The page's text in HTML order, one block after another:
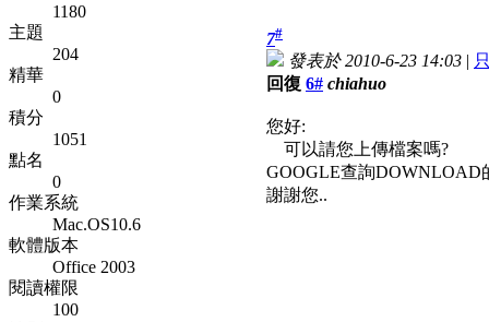
1180
主題
204
精華
0
積分
1051
點名
0
作業系統
Mac.OS10.6
軟體版本
Office 2003
閱讀權限
100
7#
發表於 2010-6-23 14:03 |
回復 6# chiahuo
您好:
可以請您上傳檔案嗎?
GOOGLE查詢DOWNLOAD
謝謝您..